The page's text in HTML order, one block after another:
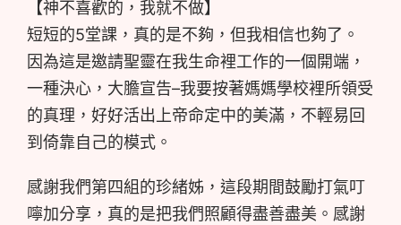
【神不喜歡的，我就不做】
短短的5堂課，真的是不夠，但我相信也夠了。
因為這是邀請聖靈在我生命裡工作的一個開端，
一種決心，大膽宣告–我要按著媽媽學校裡所領受
的真理，好好活出上帝命定中的美滿，不輕易回
到倚靠自己的模式。
感謝我們第四組的珍緒姊，這段期間鼓勵打氣叮
嚀加分享，真的是把我們照顧得盡善盡美。感謝